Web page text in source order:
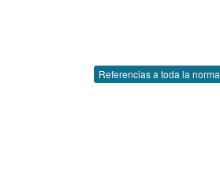
Referencias a toda la norma